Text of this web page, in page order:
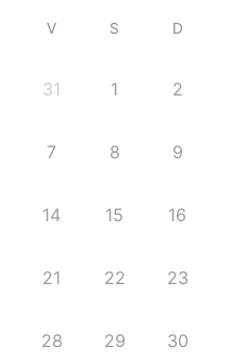
V S D
31 1 2
7 8 9
14 15 16
21 22 23
28 29 30